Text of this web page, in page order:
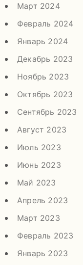
Март 2024
Февраль 2024
Январь 2024
Декабрь 2023
Ноябрь 2023
Октябрь 2023
Сентябрь 2023
Август 2023
Июль 2023
Июнь 2023
Май 2023
Апрель 2023
Март 2023
Февраль 2023
Январь 2023